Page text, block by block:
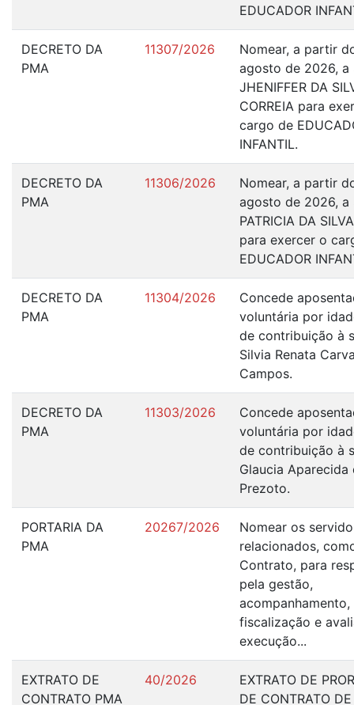
EDUCADOR
DECRETO DA
PMA
11307/2026
Nomear, a partir
agosto de 2026, a
JHENIFFER DA
CORREIA para
cargo de
INFANTIL.
DECRETO DA
PMA
11306/2026
Nomear, a partir
agosto de 2026, a
PATRICIA DA
para exercer o
EDUCADOR
DECRETO DA
PMA
11304/2026
Concede
voluntária por
de contribuição à
Silvia Renata
Campos.
DECRETO DA
PMA
11303/2026
Concede
voluntária por
de contribuição à
Glaucia Aparecida
Prezoto.
PORTARIA DA
PMA
20267/2026
Nomear os
relacionados,
Contrato, para
pela gestão,
acompanhamento,
fiscalização e
execução...
EXTRATO DE
CONTRATO PMA
40/2026
EXTRATO DE
DE CONTRATO DE